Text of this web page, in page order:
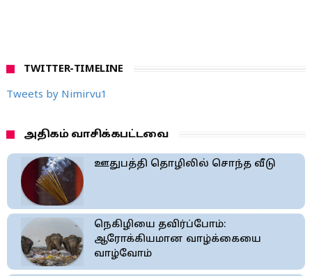
TWITTER-TIMELINE
Tweets by Nimirvu1
அதிகம் வாசிக்கபட்டவை
ஊதுபத்தி தொழிலில் சொந்த வீடு
நெகிழியை தவிர்ப்போம்:
ஆரோக்கியமான வாழ்க்கையை
வாழ்வோம்